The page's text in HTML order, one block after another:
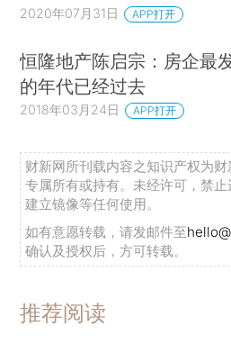
2020年07月31日 APP打开
恒隆地产陈启宗：房企最
的年代已经过去
2018年03月24日 APP打开
财新网所刊载内容之知识产权为
专属所有或持有。未经许可，禁
建立镜像等任何使用。
如有意愿转载，请发邮件至
确认及授权后，方可转载。
推荐阅读